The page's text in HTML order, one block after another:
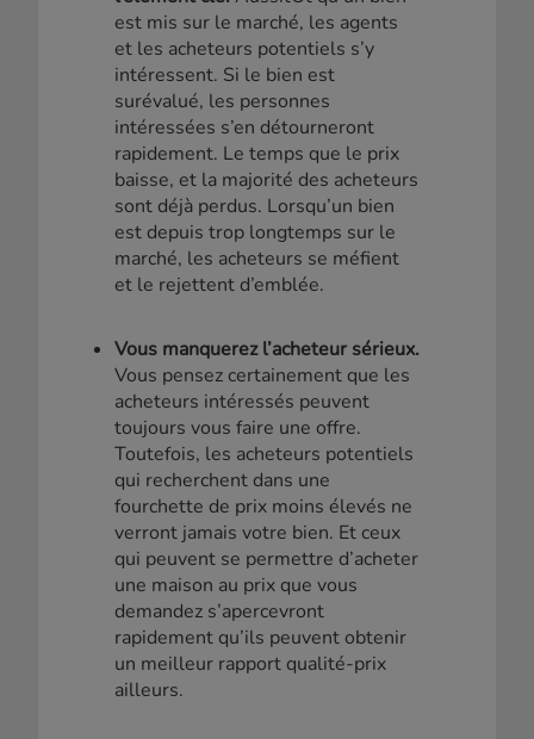
est mis sur le marché, les agents
et les acheteurs potentiels s’y
intéressent. Si le bien est
surévalué, les personnes
intéressées s’en détourneront
rapidement. Le temps que le prix
baisse, et la majorité des acheteurs
sont déjà perdus. Lorsqu’un bien
est depuis trop longtemps sur le
marché, les acheteurs se méfient
et le rejettent d’emblée.
Vous manquerez l’acheteur sérieux.
Vous pensez certainement que les
acheteurs intéressés peuvent
toujours vous faire une offre.
Toutefois, les acheteurs potentiels
qui recherchent dans une
fourchette de prix moins élevés ne
verront jamais votre bien. Et ceux
qui peuvent se permettre d’acheter
une maison au prix que vous
demandez s’apercevront
rapidement qu’ils peuvent obtenir
un meilleur rapport qualité-prix
ailleurs.